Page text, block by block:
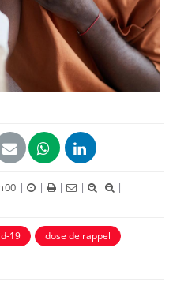
| | | |
|
19
dose de rappel